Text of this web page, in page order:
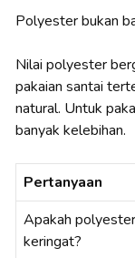
Polyester bukan
Nilai polyester
pakaian santai
natural. Untuk
banyak kelebihan.
Pertanyaan
Apakah
keringat?